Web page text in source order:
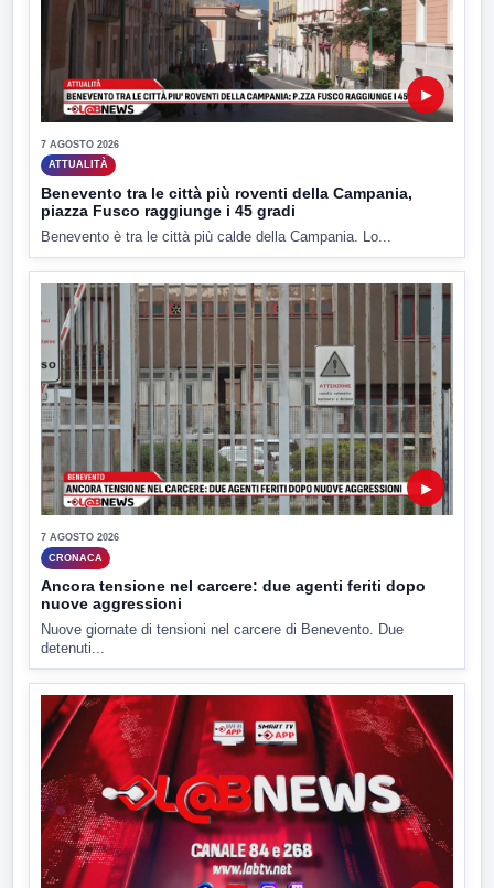
▶
7 AGOSTO 2026
ATTUALITÀ
Benevento tra le città più roventi della Campania,
piazza Fusco raggiunge i 45 gradi
Benevento è tra le città più calde della Campania. Lo...
▶
7 AGOSTO 2026
CRONACA
Ancora tensione nel carcere: due agenti feriti dopo
nuove aggressioni
Nuove giornate di tensioni nel carcere di Benevento. Due
detenuti...